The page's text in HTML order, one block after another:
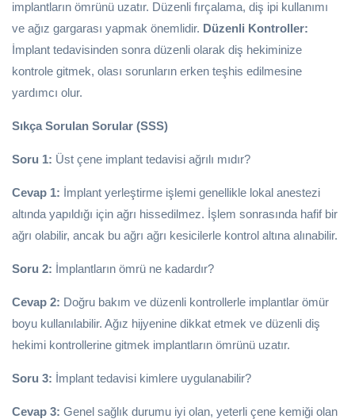
implantların ömrünü uzatır. Düzenli fırçalama, diş ipi kullanımı
ve ağız gargarası yapmak önemlidir. Düzenli Kontroller:
İmplant tedavisinden sonra düzenli olarak diş hekiminize
kontrole gitmek, olası sorunların erken teşhis edilmesine
yardımcı olur.
Sıkça Sorulan Sorular (SSS)
Soru 1: Üst çene implant tedavisi ağrılı mıdır?
Cevap 1: İmplant yerleştirme işlemi genellikle lokal anestezi
altında yapıldığı için ağrı hissedilmez. İşlem sonrasında hafif bir
ağrı olabilir, ancak bu ağrı ağrı kesicilerle kontrol altına alınabilir.
Soru 2: İmplantların ömrü ne kadardır?
Cevap 2: Doğru bakım ve düzenli kontrollerle implantlar ömür
boyu kullanılabilir. Ağız hijyenine dikkat etmek ve düzenli diş
hekimi kontrollerine gitmek implantların ömrünü uzatır.
Soru 3: İmplant tedavisi kimlere uygulanabilir?
Cevap 3: Genel sağlık durumu iyi olan, yeterli çene kemiği olan